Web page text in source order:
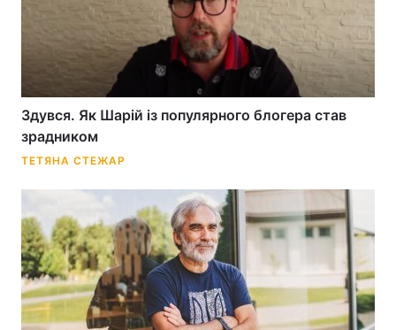
Здувся. Як Шарій із популярного блогера став
зрадником
ТЕТЯНА СТЕЖАР